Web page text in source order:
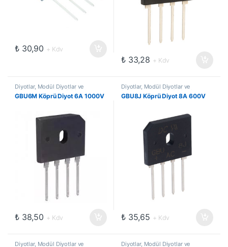
₺30,90 + Kdv
₺33,28 + Kdv
Diyotlar, Modül Diyotlar ve
Doğrultucular Köprü Diyotlar
GBU6M Köprü Diyot 6A 1000V
₺38,50 + Kdv
Diyotlar, Modül Diyotlar ve
Doğrultucular ,Köprü Diyotlar
GBU8J Köprü Diyot 8A 600V
₺35,65 + Kdv
Diyotlar, Modül Diyotlar ve Diyotlar, Modül Diyotlar ve